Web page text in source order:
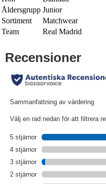
Åldersgrupp Junior
Sortiment
Matchwear
Team
Real Madrid